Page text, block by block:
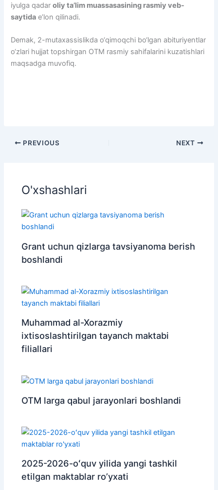
iyulga qadaroliy ta’lim muassasasining rasmiy veb-
saytida e’lon qilinadi.
Demak, 2-mutaxassislikda o‘qimoqchi bo‘lgan abituriyentlar
o‘zlari hujjat topshirgan OTM rasmiy sahifalarini kuzatishlari
maqsadga muvofiq.
PREVIOUS NEXT
O'xshashlari
Grant uchun qizlarga tavsiyanoma berish
boshlandi
Muhammad al-Xorazmiy
ixtisoslashtirilgan tayanch maktabi
filiallari
OTM larga qabul jarayonlari boshlandi
2025-2026-oʻquv yilida yangi tashkil
etilgan maktablar ro’yxati